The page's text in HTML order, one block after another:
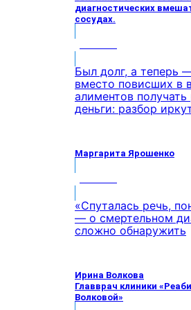
диагностических
сосудах.
Был долг, а теперь
вместо повисших в
алиментов
деньги: разбор
Маргарита Ярошенко
«Спуталась речь,
— о смертельном
сложно обнаружить
Ирина Волкова
Главврач клиники
Волковой»